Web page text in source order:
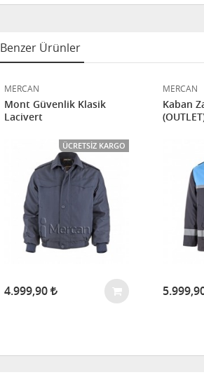
Benzer Ürünler
MERCAN
Mont Güvenlik Klasik
Lacivert
ÜCRETSIZ KARGO
4.999,90
MERCAN
Kaban